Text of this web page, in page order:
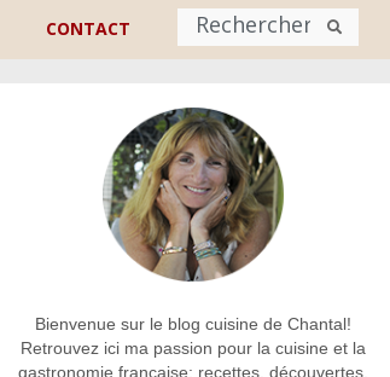
CONTACT
Nom
Bienvenue sur le blog cuisine de Chantal!
Retrouvez ici ma passion pour la cuisine et la
gastronomie française: recettes, découvertes,